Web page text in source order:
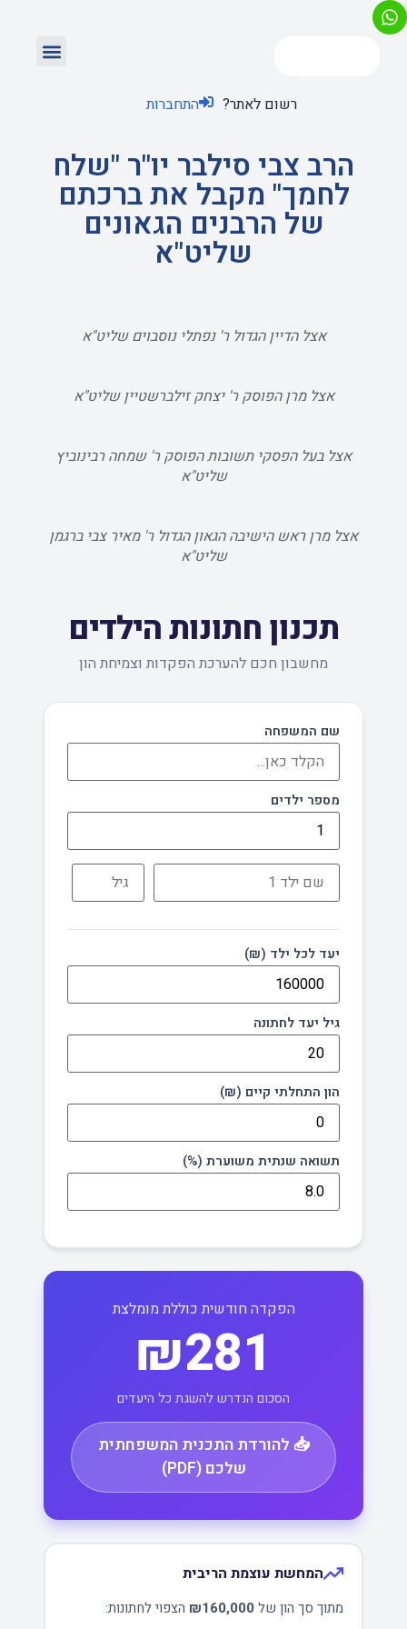
רשום לאתר? התחברות
הרב צבי סילבר יו"ר "שלח
לחמך" מקבל את ברכתם
של הרבנים הגאונים
שליט"א
אצל הדיין הגדול ר' נפתלי נוסבוים שליט"א
אצל מרן הפוסק ר' יצחק זילברשטיין שליט"א
אצל בעל הפסקי תשובות הפוסק ר' שמחה רבינוביץ
שליט"א
אצל מרן ראש הישיבה הגאון הגדול ר' מאיר צבי ברגמן
שליט"א
תכנון חתונות הילדים
מחשבון חכם להערכת הפקדות וצמיחת הון
שם המשפחה
מספר ילדים
יעד לכל ילד (₪)
גיל יעד לחתונה
הון התחלתי קיים (₪)
תשואה שנתית משוערת (%)
הפקדה חודשית כוללת מומלצת
₪281
הסכום הנדרש להשגת כל היעדים
📥 להורדת התכנית המשפחתית
שלכם (PDF)
המחשת עוצמת הריבית
מתוך סך הון של₪160,000 הצפוי לחתונות: